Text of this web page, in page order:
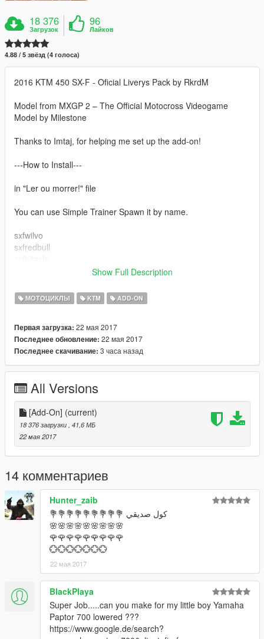
18 376
Загрузок
96
Лайков
4.88 / 5 звёзд (4 голоса)
2016 KTM 450 SX-F - Oficial Liverys Pack by RkrdM
Model from MXGP 2 – The Official Motocross Videogame
Model by Milestone
Thanks to Imtaj, for helping me set up the add-on!
---How to Install---
in "Ler ou morrer!" file
You can use Simple Trainer Spawn it by name.
sxfwilvo
sxfredbull
PLEASE DON'T TRY AND USE THIS ONLINE, IM NOT
RESPONSIBLE IF YOU GET BANNED, USE AT YOUR OWN
Follow me in:
https://www.youtube.com/GTAModsSA
https://www.facebook.com/ModsGrandTheftAutoV/
Donate for more mods!
Show Full Description
МОТОЦИКЛЫ KTM ADD-ON
Первая загрузка: 22 мая 2017
Последнее обновление: 22 мая 2017
Последнее скачивание: 3 часа назад
All Versions
[Add-On] (current)
18 376 загрузки , 41,6 МБ
22 мая 2017
14 комментариев
Hunter_zaib
كول صديقي 💐💐💐💐💐💐💐💐💐
🌸🌸🌸🌸🌸🌸🌸🌸🌸
🌹🌹🌹🌹🌹🌹🌹🌹🌹
💮💮💮💮💮💮💮
22 мая 2017
BlackPlaya
Super Job.....can you make for my little boy Yamaha
Paptor 700 lowered ???
https://www.google.de/search?